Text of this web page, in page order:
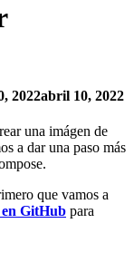
2022abril 10, 2022
una imágen de
a dar una paso más
que vamos a
GitHub para